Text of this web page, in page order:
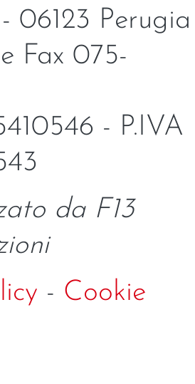
06123 Perugia
Fax 075-
- P.IVA
da F13
- Cookie